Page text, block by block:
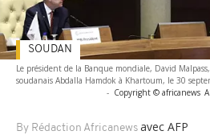
Le président de la Banque mondiale, David
soudanais Abdalla Hamdok à Khartoum, le 30
- Copyright © africanews
By Rédaction Africanews avec AFP
SOUDAN